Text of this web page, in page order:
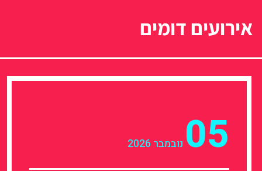
אירועים דומים
05 נובמבר 2026